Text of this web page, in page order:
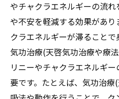
気功治療(天啓気功
ラクゼーション効果
ストレス管理にお
療や療法)の重要性
スピリチュアルな成長
治療や療法)の実践方法
やチャクラエネルギーの流
や不安を軽減する効果があ
クラエネルギーが滞ることで
気功治療(天啓気功治療や療
リニーやチャクラエネルギ
要です。たとえば、気功治